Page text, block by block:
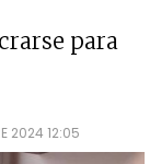
para
2024 12:05